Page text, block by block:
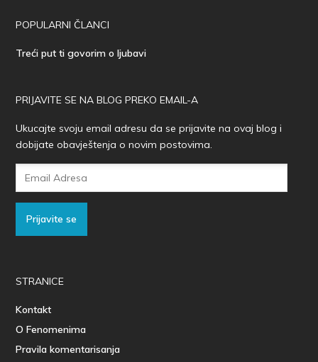
POPULARNI ČLANCI
Treći put ti govorim o ljubavi
PRIJAVITE SE NA BLOG PREKO EMAIL-A
Ukucajte svoju email adresu da se prijavite na ovaj blog i
dobijate obavještenja o novim postovima.
Prijavite se
STRANICE
Kontakt
O Fenomenima
Pravila komentarisanja